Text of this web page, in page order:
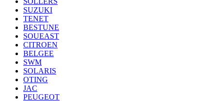
SUZUKI
TENET
BESTUNE
SOUEAST
CITROEN
BELGEE
SWM
SOLARIS
OTING
JAC
PEUGEOT